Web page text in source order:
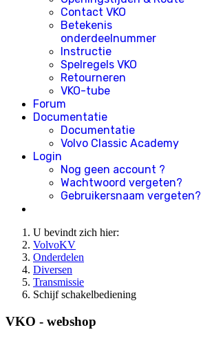
Contact VKO
Betekenis
onderdeelnummer
Instructie
Spelregels VKO
Retourneren
VKO-tube
Forum
Documentatie
Documentatie
Volvo Classic Academy
Login
Nog geen account ?
Wachtwoord vergeten?
Gebruikersnaam vergeten?
U bevindt zich hier:
VolvoKV
Onderdelen
Diversen
Transmissie
Schijf schakelbediening
VKO - webshop